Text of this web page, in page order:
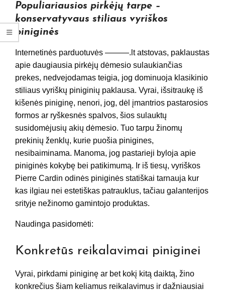
Populiariausios pirkėjų tarpe –
konservatyvaus stiliaus vyriškos
piniginės
Internetinės parduotuvės ———.lt atstovas, paklaustas
apie daugiausia pirkėjų dėmesio sulaukiančias
prekes, nedvejodamas teigia, jog dominuoja klasikinio
stiliaus vyriškų piniginių paklausa. Vyrai, išsitraukę iš
kišenės piniginę, nenori, jog, dėl įmantrios pastarosios
formos ar ryškesnės spalvos, šios sulauktų
susidomėjusių akių dėmesio. Tuo tarpu žinomų
prekinių ženklų, kurie puošia pinigines,
nesibaiminama. Manoma, jog pastarieji byloja apie
piniginės kokybę bei patikimumą. Ir iš tiesų, vyriškos
Pierre Cardin odinės piniginės statiškai tarnauja kur
kas ilgiau nei estetiškas patrauklus, tačiau galanterijos
srityje nežinomo gamintojo produktas.
Naudinga pasidomėti:
Konkretūs reikalavimai piniginei
Vyrai, pirkdami piniginę ar bet kokį kitą daiktą, žino
konkrečius šiam keliamus reikalavimus ir dažniausiai